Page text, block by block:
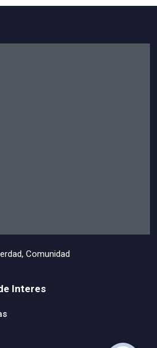
Comunidad
Interes